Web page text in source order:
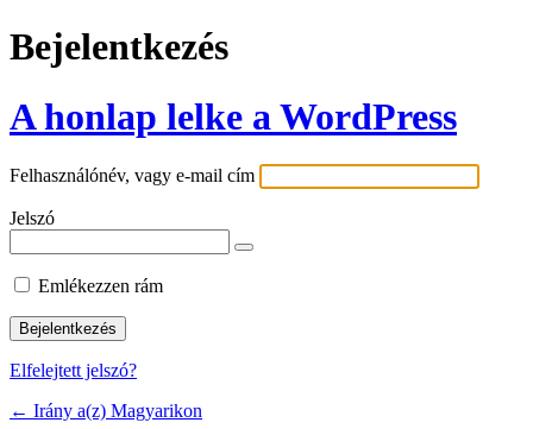
Bejelentkezés
A honlap lelke a WordPress
Felhasználónév, vagy e-mail cím
Jelszó
Emlékezzen rám
Elfelejtett jelszó?
← Irány a(z) Magyarikon